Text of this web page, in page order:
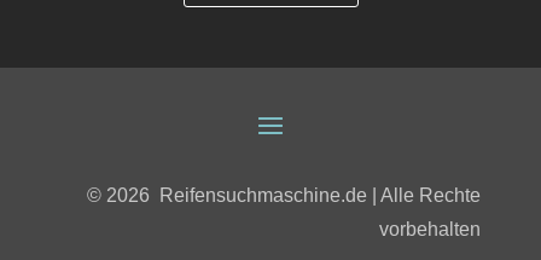
© 2026 Reifensuchmaschine.de | Alle Rechte
vorbehalten